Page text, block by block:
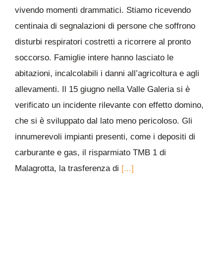
vivendo momenti drammatici. Stiamo ricevendo
centinaia di segnalazioni di persone che soffrono
disturbi respiratori costretti a ricorrere al pronto
soccorso. Famiglie intere hanno lasciato le
abitazioni, incalcolabili i danni all’agricoltura e agli
allevamenti. Il 15 giugno nella Valle Galeria si è
verificato un incidente rilevante con effetto domino,
che si è sviluppato dal lato meno pericoloso. Gli
innumerevoli impianti presenti, come i depositi di
carburante e gas, il risparmiato TMB 1 di
Malagrotta, la trasferenza di [...]